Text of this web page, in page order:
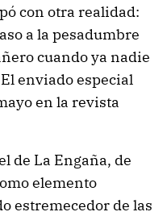
con otra realidad:
a la pesadumbre
cuando ya nadie
enviado especial
en la revista
de La Engaña, de
elemento
estremecedor de las